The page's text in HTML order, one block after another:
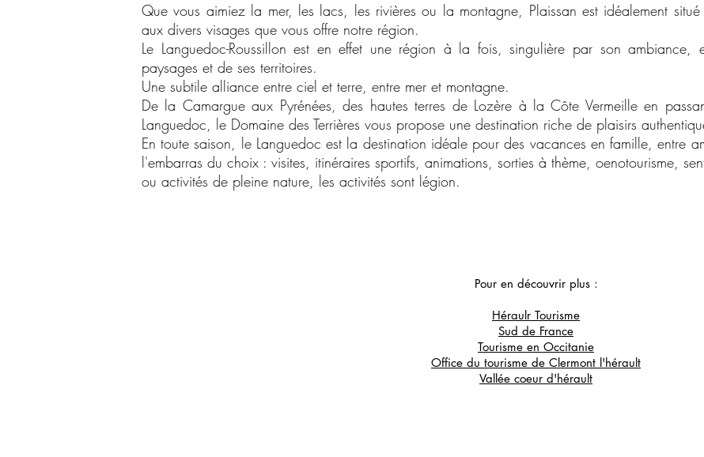
Que vous aimiez la mer, les lacs, les rivières ou la montagne, Plaissan est idéalement
aux divers visages que vous offre notre région.
Le Languedoc-Roussillon est en effet une région à la fois, singulière par son
paysages et de ses territoires.
Une subtile alliance entre ciel et terre, entre mer et montagne.
De la Camargue aux Pyrénées, des hautes terres de Lozère à la Côte Vermeille en
Languedoc, le Domaine des Terrières vous propose une destination riche de plaisirs
En toute saison, le Languedoc est la destination idéale pour des vacances en famille, entre
l'embarras du choix : visites, itinéraires sportifs, animations, sorties à thème, oenotourisme,
ou activités de pleine nature, les activités sont légion.
Pour en découvrir plus :
Héraulr Tourisme
Sud de France
Tourisme en Occitanie
Office du tourisme de Clermont l'hérault
Vallée coeur d'hérault